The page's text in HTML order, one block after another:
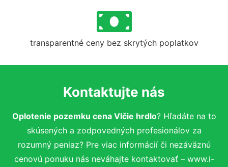
transparentné ceny bez skrytých poplatkov
Kontaktujte nás
Oplotenie pozemku cena Vlčie hrdlo? Hľadáte na to
skúsených a zodpovedných profesionálov za
rozumný peniaz? Pre viac informácií či nezáväznú
cenovú ponuku nás neváhajte kontaktovať – www.i-